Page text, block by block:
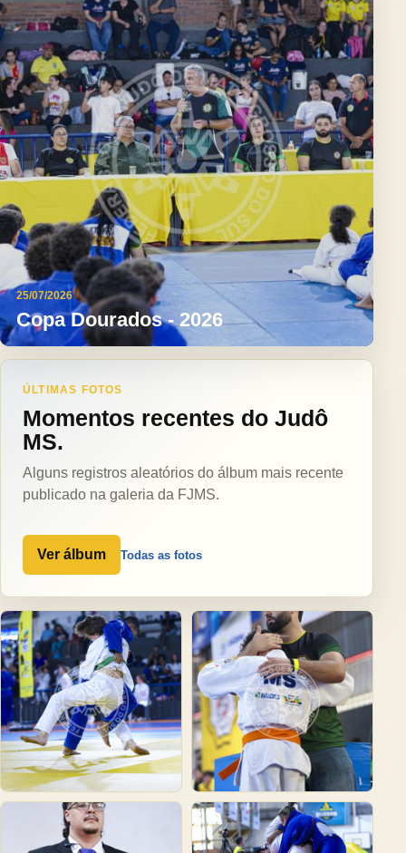
25/07/2026
Copa Dourados - 2026
ÚLTIMAS FOTOS
Momentos recentes do Judô
MS.
Alguns registros aleatórios do álbum mais recente
publicado na galeria da FJMS.
Ver álbum Todas as fotos